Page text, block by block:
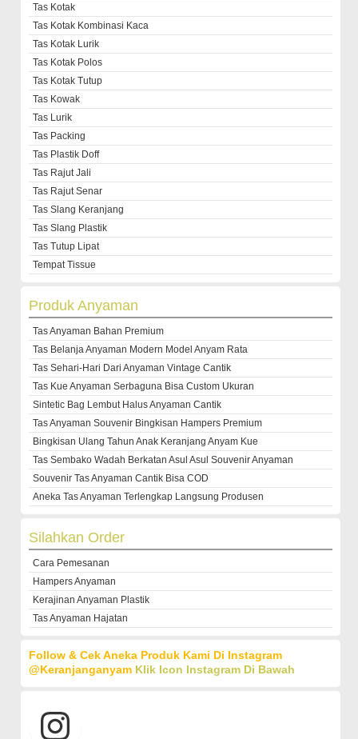
Tas Kotak
Tas Kotak Kombinasi Kaca
Tas Kotak Lurik
Tas Kotak Polos
Tas Kotak Tutup
Tas Kowak
Tas Lurik
Tas Packing
Tas Plastik Doff
Tas Rajut Jali
Tas Rajut Senar
Tas Slang Keranjang
Tas Slang Plastik
Tas Tutup Lipat
Tempat Tissue
Produk Anyaman
Tas Anyaman Bahan Premium
Tas Belanja Anyaman Modern Model Anyam Rata
Tas Sehari-Hari Dari Anyaman Vintage Cantik
Tas Kue Anyaman Serbaguna Bisa Custom Ukuran
Sintetic Bag Lembut Halus Anyaman Cantik
Tas Anyaman Souvenir Bingkisan Hampers Premium
Bingkisan Ulang Tahun Anak Keranjang Anyam Kue
Tas Sembako Wadah Berkatan Asul Asul Souvenir Anyaman
Souvenir Tas Anyaman Cantik Bisa COD
Aneka Tas Anyaman Terlengkap Langsung Produsen
Silahkan Order
Cara Pemesanan
Hampers Anyaman
Kerajinan Anyaman Plastik
Tas Anyaman Hajatan
Follow & Cek Aneka Produk Kami Di Instagram
@keranjanganyam Klik Icon Instagram Di Bawah